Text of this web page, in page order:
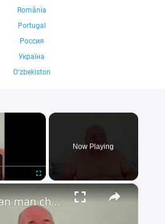
România
Portugal
Россия
Україна
Oʻzbekiston
×
Now Playing
×
Ukrainian man chased by exploding drone recounts his terror